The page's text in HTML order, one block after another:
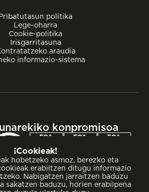
politika
Lege-oharra
Cookie-politika
Irisgarritasuna
araudia
informazio-sistema
konpromisoa
¡Cookieak!
hobetzeko asmoz, berezko eta
erabiltzen ditugu informazio
Nabigatzen jarraitzen baduzu
sakatzen baduzu, horien erabilpena